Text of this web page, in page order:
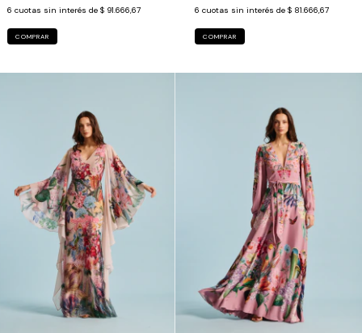
6 cuotas sin interés de $ 91.666,67
COMPRAR
6 cuotas sin interés de $ 81.666,67
COMPRAR